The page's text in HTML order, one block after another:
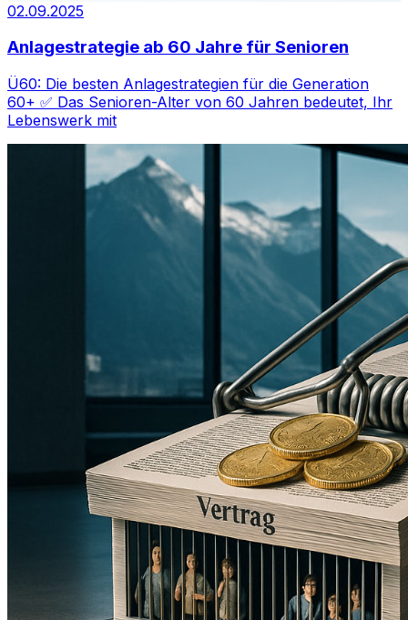
02.09.2025
Anlagestrategie ab 60 Jahre für Senioren
Ü60: Die besten Anlagestrategien für die Generation
60+ ✅ Das Senioren-Alter von 60 Jahren bedeutet, Ihr
Lebenswerk mit